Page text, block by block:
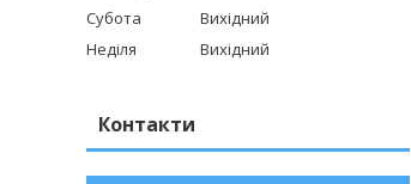
Субота
Вихідний
Неділя
Вихідний
Контакти